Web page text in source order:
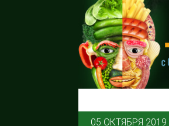
05 ОКТЯБРЯ 2019